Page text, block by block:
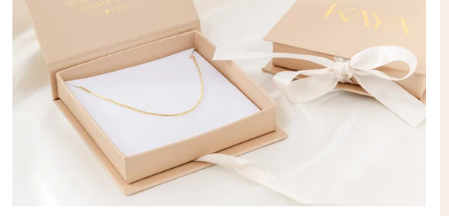
stay in touch
lid van onze mailinglijst
Sieraden
Bellen of WhatsApp Ma-Vr
tussen 09:00-17:00